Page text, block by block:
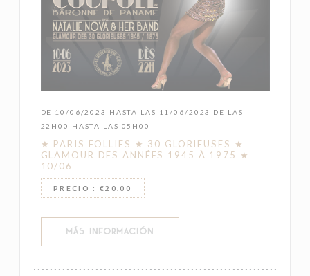
DE 10/06/2023 HASTA LAS 11/06/2023 DE LAS
22H00 HASTA LAS 05H00
★ PARIS FOLLIES ★ 30 GLORIEUSES ★
GLAMOUR DES ANNÉES 1945 À 1975 ★
10/06
PRECIO : €20.00
MÁS INFORMACIÓN